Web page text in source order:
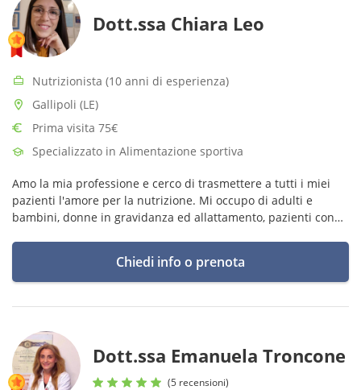
Dott.ssa Chiara Leo
Nutrizionista (10 anni di esperienza)
Gallipoli (LE)
Prima visita 75€
Specializzato in Alimentazione sportiva
Amo la mia professione e cerco di trasmettere a tutti i miei
pazienti l'amore per la nutrizione. Mi occupo di adulti e
bambini, donne in gravidanza ed allattamento, pazienti con
Chiedi info o prenota
Dott.ssa Emanuela Troncone
(5 recensioni)